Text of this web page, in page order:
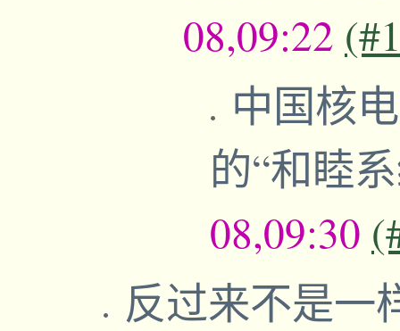
08,09:22
中国核
的“和睦
08,09:30
反过来不是一